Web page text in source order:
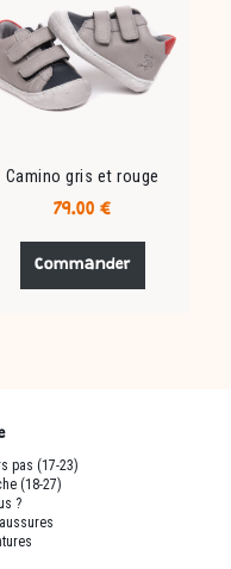
être
choisies
sur
produit
Camino gris et rouge
79.00 €
Commander
Ce
a
pas (17-23)
(18-27)
?